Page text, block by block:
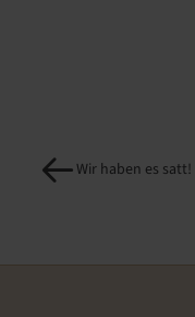
Wir haben es satt!